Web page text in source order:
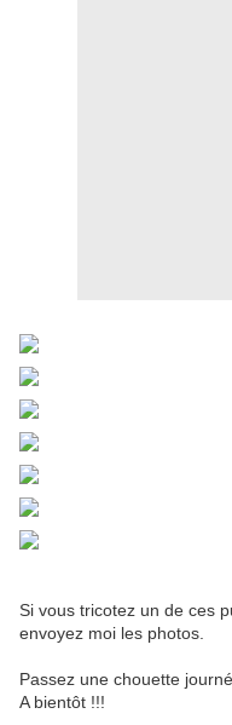
Si vous tricotez un de ces
envoyez moi les photos.
Passez une chouette
A bientôt !!!